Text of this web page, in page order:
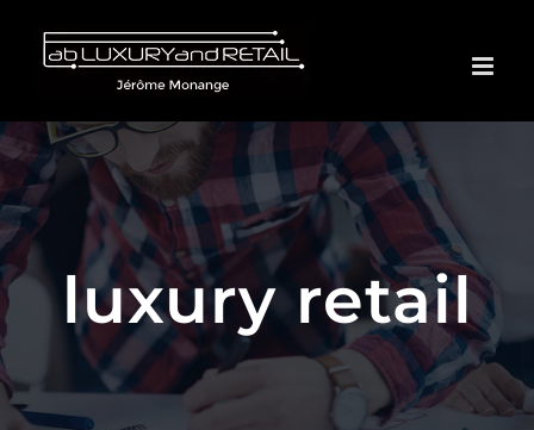
contenu
luxury retail